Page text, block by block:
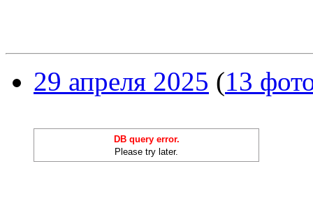
29 апреля 2025 (13
DB query error.
Please try later.